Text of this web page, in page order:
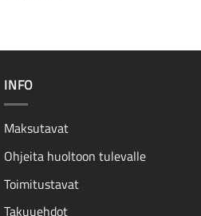
INFO
Maksutavat
Ohjeita huoltoon tulevalle
Toimitustavat
Takuuehdot